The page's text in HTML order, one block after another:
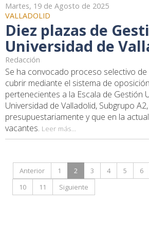
Martes, 19 de Agosto de 2025
VALLADOLID
Diez plazas de
Universidad de
Redacción
Se ha convocado proceso selectivo
cubrir mediante el sistema de
pertenecientes a la Escala de Gestión
Universidad de Valladolid, Subgrupo
presupuestariamente y que en la
vacantes. Leer más...
Anterior 1 2 3 4 5 6
10
11 Siguiente